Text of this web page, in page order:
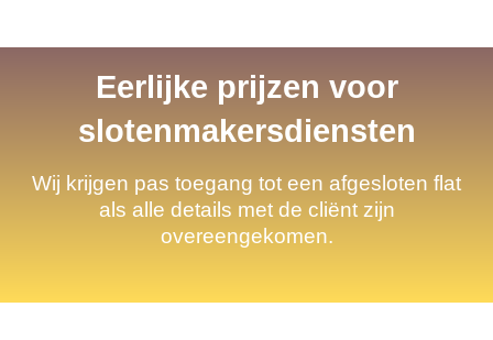
Eerlijke prijzen voor
slotenmakersdiensten
Wij krijgen pas toegang tot een afgesloten flat
als alle details met de cliënt zijn
overeengekomen.